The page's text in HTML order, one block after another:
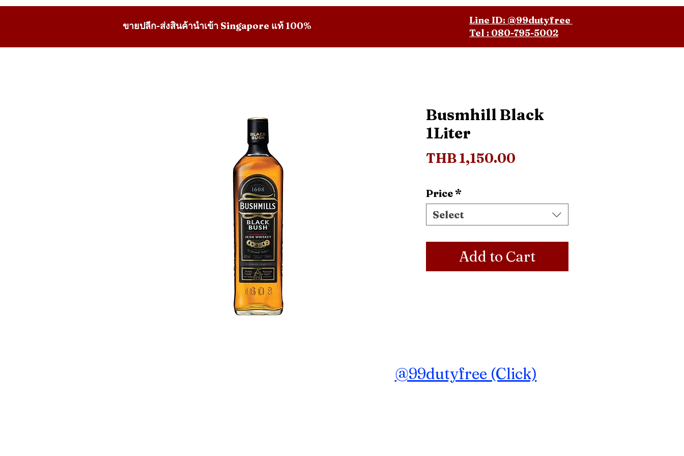
ขายปลีก-ส่งสินค้านำเข้า Singapore แท้ 100%
Line ID: @99dutyfree
Tel : 080-795-5002
Busmhill Black
1Liter
THB 1,150.00
Price *
Select
Add to Cart
@99dutyfree (Click)